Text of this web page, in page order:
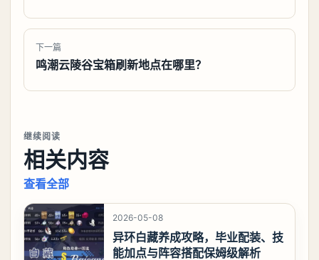
下一篇
鸣潮云陵谷宝箱刷新地点在哪里？
继续阅读
相关内容
查看全部
2026-05-08
异环白藏养成攻略，毕业配装、技
能加点与阵容搭配保姆级解析